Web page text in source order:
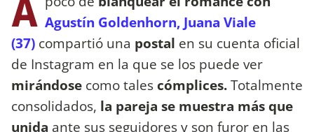
A Agustín Goldenhorn, Juana Viale
(37) compartió una postal en su cuenta oficial
de Instagram en la que se los puede ver
mirándose como tales cómplices.Totalmente
consolidados, la pareja se muestra más que
unida ante sus seguidores y son furor en las